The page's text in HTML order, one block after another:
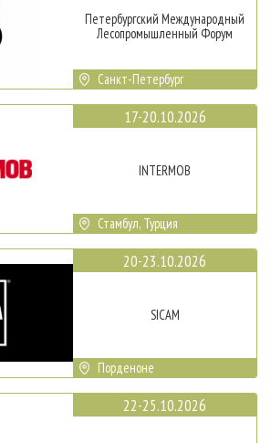
Петербургский Международный
Лесопромышленный Форум
Санкт-Петербург
17-20.10.2026
INTERMOB
Стамбул, Турция
20-23.10.2026
SICAM
Порденоне
22-25.10.2026